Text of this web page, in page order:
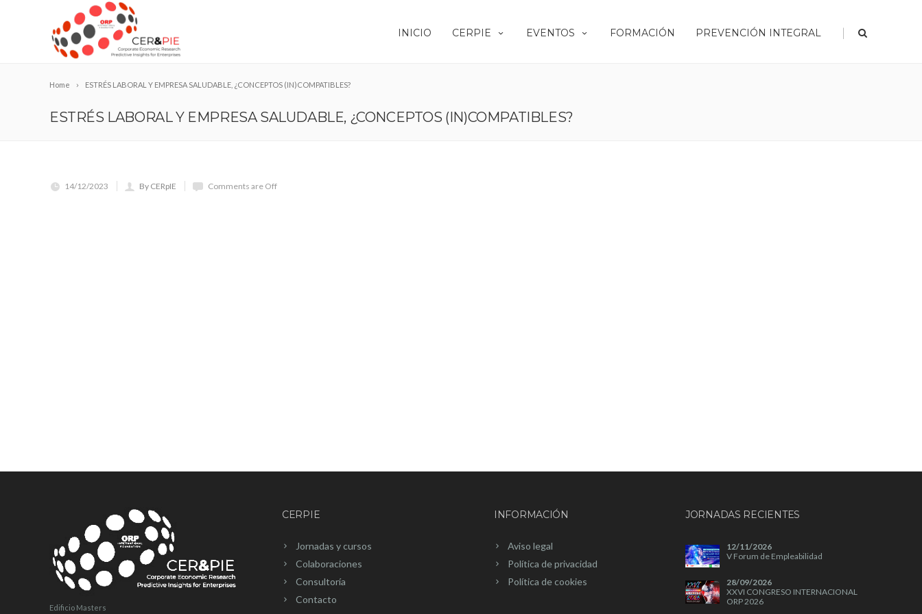
INICIO CERPIE EVENTOS FORMACIÓN PREVENCIÓN INTEGRAL |
Home ESTRÉS LABORAL Y EMPRESA SALUDABLE, ¿CONCEPTOS (IN)COMPATIBLES?
ESTRÉS LABORAL Y EMPRESA SALUDABLE, ¿CONCEPTOS (IN)COMPATIBLES?
14/12/2023 By CERpIE Comments are Off
Edificio Masters
CERPIE
Jornadas y cursos
Colaboraciones
Consultoría
Contacto
INFORMACIÓN
Aviso legal
Política de privacidad
Política de cookies
JORNADAS RECIENTES
12/11/2026
V Forum de Empleabilidad
28/09/2026
XXVI CONGRESO INTERNACIONAL
ORP 2026